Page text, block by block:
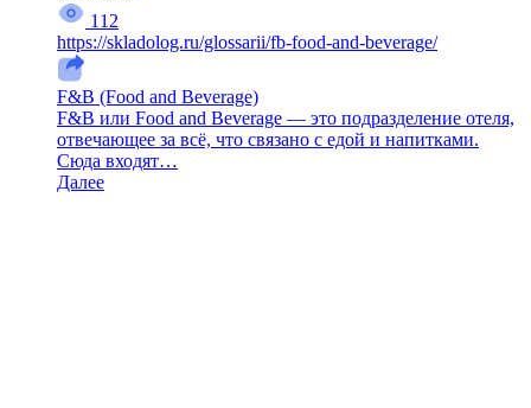
112
https://skladolog.ru/glossarii/fb-food-and-beverage/
F&B (Food and Beverage)
F&B или Food and Beverage — это подразделение отеля,
отвечающее за всё, что связано с едой и напитками.
Сюда входят…
Далее